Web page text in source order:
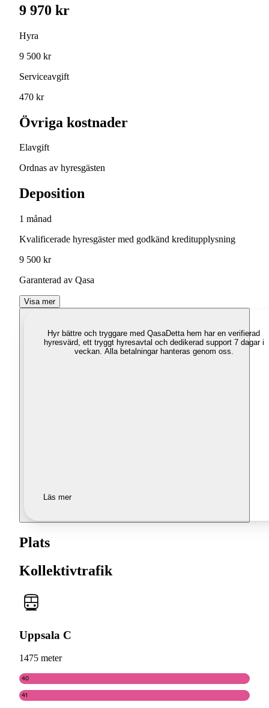
9 970 kr
Hyra
9 500 kr
Serviceavgift
470 kr
Övriga kostnader
Elavgift
Ordnas av hyresgästen
Deposition
1 månad
Kvalificerade hyresgäster med godkänd kreditupplysning
9 500 kr
Garanterad av Qasa
Visa mer
Hyr bättre och tryggare med QasaDetta hem har en verifierad
hyresvärd, ett tryggt hyresavtal och dedikerad support 7 dagar i
veckan. Alla betalningar hanteras genom oss.
Läs mer
Plats
Kollektivtrafik
Uppsala C
1475 meter
40
41